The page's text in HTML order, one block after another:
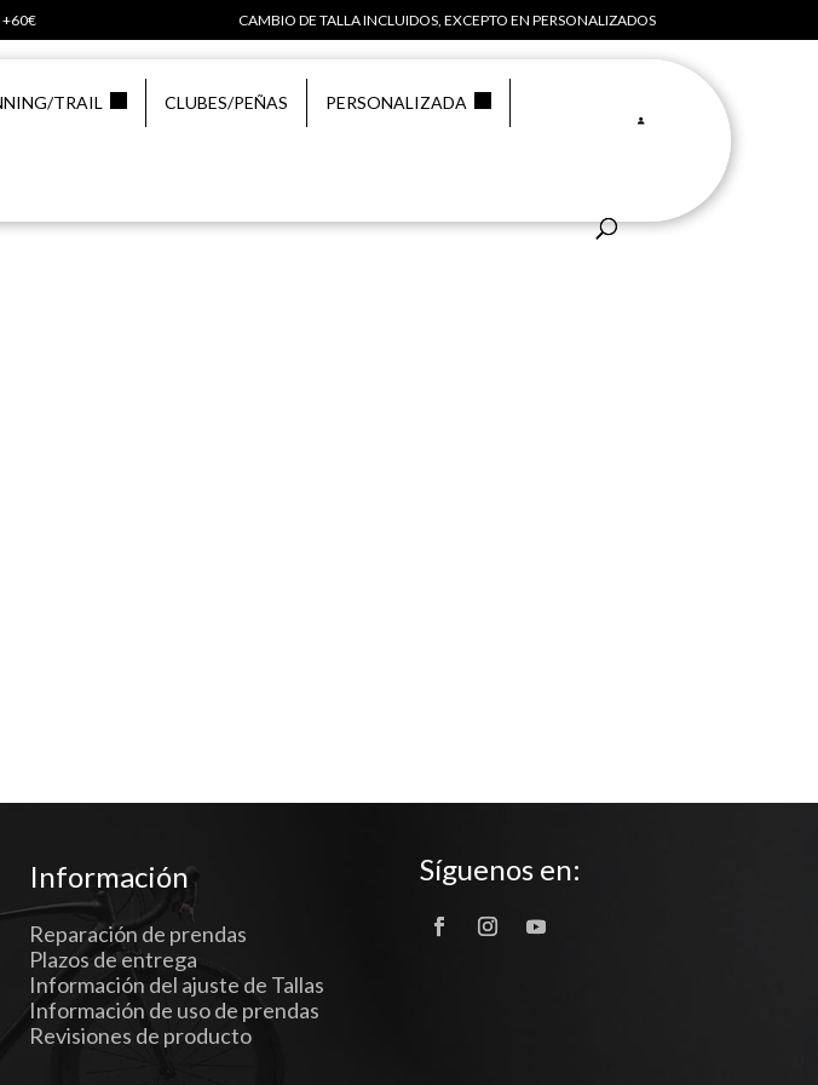
+60€ CAMBIO DE TALLA INCLUIDOS, EXCEPTO EN PERSONALIZADOS
TRAIL CLUBES/PEÑAS PERSONALIZADA
Información
Reparación de prendas
Plazos de entrega
Información del ajuste de Tallas
Información de uso de prendas
Revisiones de producto
Síguenos en: